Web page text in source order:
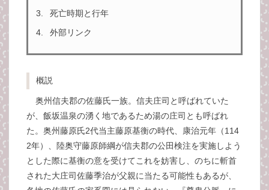
死亡時期と行年
外部リンク
概説
奥州信夫郡の佐藤氏一族。信夫庄司と呼ばれていた
が、飯坂温泉の湧く地であるため湯の庄司とも呼ばれ
た。奥州藤原氏2代当主藤原基衡の時代、康治元年（114
2年）、陸奥守藤原師綱が信夫郡の公田検注を実施しよう
とした際に基衡の意を受けてこれを妨害し、のちに斬首
された大庄司佐藤季治が父親に当たる可能性もあるが、